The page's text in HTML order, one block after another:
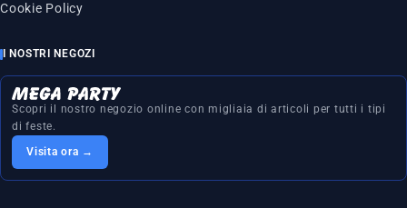
Cookie Policy
I NOSTRI NEGOZI
Scopri il nostro negozio online con migliaia di articoli per tutti i tipi
di feste.
Visita ora →